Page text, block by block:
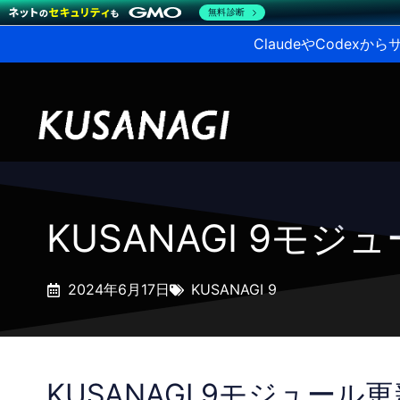
ClaudeやCodexから
KUSANAGI 9モジ
2024年6月17日 KUSANAGI 9
無料診断